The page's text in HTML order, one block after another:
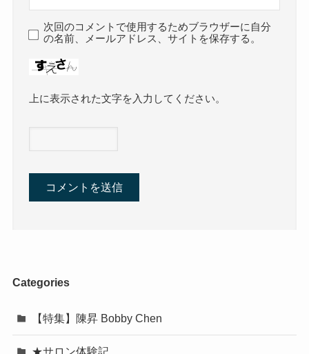
次回のコメントで使用するためブラウザーに自分
の名前、メールアドレス、サイトを保存する。
上に表示された文字を入力してください。
Categories
【特集】陳昇 Bobby Chen
★サロン体験記